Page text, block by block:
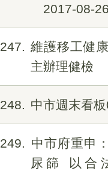
2017-08-26
247
維護移工健
主辦理健檢
248 中市週末看
249
中市府重申
尿篩 以合